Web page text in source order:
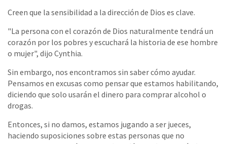
Creen que la sensibilidad a la dirección de Dios es clave.
"La persona con el corazón de Dios naturalmente tendrá un
corazón por los pobres y escuchará la historia de ese hombre
o mujer", dijo Cynthia.
Sin embargo, nos encontramos sin saber cómo ayudar.
Pensamos en excusas como pensar que estamos habilitando,
diciendo que solo usarán el dinero para comprar alcohol o
drogas.
Entonces, si no damos, estamos jugando a ser jueces,
haciendo suposiciones sobre estas personas que no